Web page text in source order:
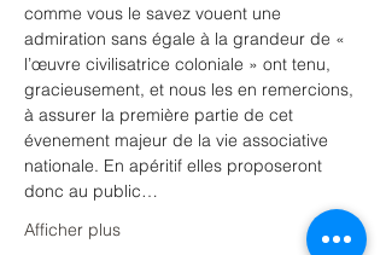
comme vous le savez vouent une
admiration sans égale à la grandeur de «
l’œuvre civilisatrice coloniale » ont tenu,
gracieusement, et nous les en remercions,
à assurer la première partie de cet
évenement majeur de la vie associative
nationale. En apéritif elles proposeront
donc au public…
Afficher plus